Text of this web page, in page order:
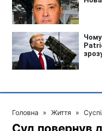
Головна » Життя »
Суд повернув